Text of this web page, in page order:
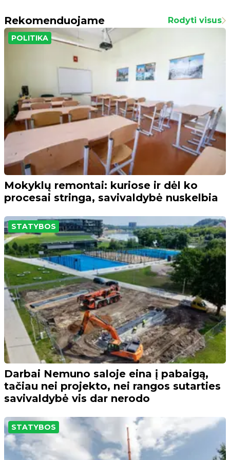
Rekomenduojame Rodyti visus
POLITIKA
Mokyklų remontai: kuriose ir dėl ko
procesai stringa, savivaldybė nuskelbia
STATYBOS
Darbai Nemuno saloje eina į pabaigą,
tačiau nei projekto, nei rangos sutarties
savivaldybė vis dar nerodo
STATYBOS